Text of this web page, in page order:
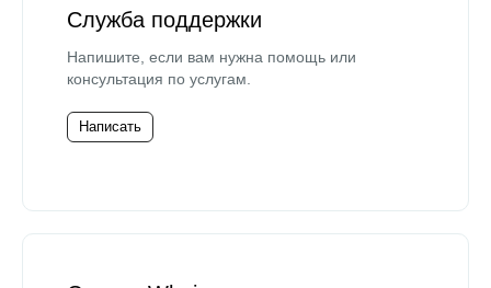
Служба поддержки
Напишите, если вам нужна помощь или
консультация по услугам.
Написать